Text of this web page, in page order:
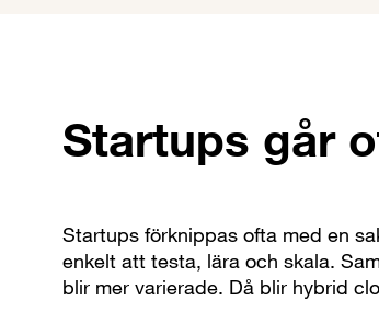
Startups går
Startups förknippas ofta med en
enkelt att testa, lära och skala.
blir mer varierade. Då blir hybrid